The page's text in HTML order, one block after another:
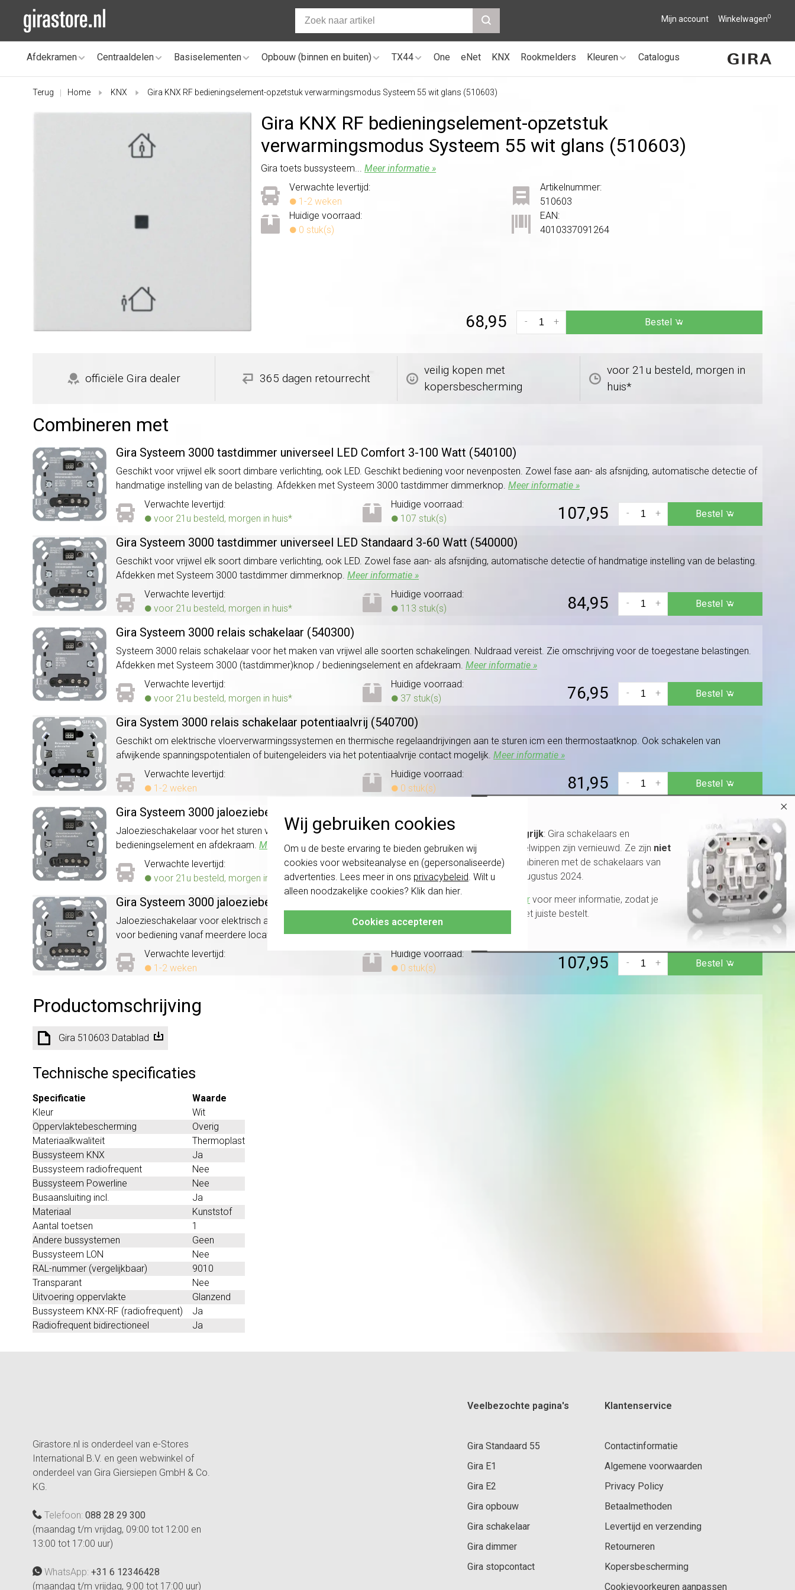
Wij gebruiken cookies
Om u de beste ervaring te bieden gebruiken wij
cookies voor websiteanalyse en (gepersonaliseerde)
advertenties. Lees meer in ons privacybeleid. Wilt u
alleen noodzakelijke cookies? Klik dan hier.
Cookies accepteren
Mijn account Winkelwagen0
Afdekramen Centraaldelen Basiselementen Opbouw (binnen en buiten) TX44 One eNet KNX Rookmelders Kleuren Catalogus
Terug Home KNX Gira KNX RF bedieningselement-opzetstuk verwarmingsmodus Systeem 55 wit glans (510603)
Gira KNX RF bedieningselement-opzetstuk
verwarmingsmodus Systeem 55 wit glans (510603)
Gira toets bussysteem...Meer informatie »
Verwachte levertijd:
1-2 weken
Huidige voorraad:
0 stuk(s)
Artikelnummer:
510603
EAN:
4010337091264
68,95 +
- Bestel
officiële Gira dealer 365 dagen retourrecht
veilig kopen met
kopersbescherming
voor 21u besteld, morgen in
huis*
Combineren met
Gira Systeem 3000 tastdimmer universeel LED Comfort 3-100 Watt (540100)
Geschikt voor vrijwel elk soort dimbare verlichting, ook LED. Geschikt bediening voor nevenposten. Zowel fase aan- als afsnijding, automatische detectie of
handmatige instelling van de belasting. Afdekken met Systeem 3000 tastdimmer dimmerknop. Meer informatie »
Verwachte levertijd:
voor 21u besteld, morgen in huis*
Huidige voorraad:
107 stuk(s)
107,95 +
- Bestel
Gira Systeem 3000 tastdimmer universeel LED Standaard 3-60 Watt (540000)
Geschikt voor vrijwel elk soort dimbare verlichting, ook LED. Zowel fase aan- als afsnijding, automatische detectie of handmatige instelling van de belasting.
Afdekken met Systeem 3000 tastdimmer dimmerknop. Meer informatie »
Verwachte levertijd:
voor 21u besteld, morgen in huis*
Huidige voorraad:
113 stuk(s)
84,95 +
- Bestel
Gira Systeem 3000 relais schakelaar (540300)
Systeem 3000 relais schakelaar voor het maken van vrijwel alle soorten schakelingen. Nuldraad vereist. Zie omschrijving voor de toegestane belastingen.
Afdekken met Systeem 3000 (tastdimmer)knop / bedieningselement en afdekraam. Meer informatie »
Verwachte levertijd:
voor 21u besteld, morgen in huis*
Huidige voorraad:
37 stuk(s)
76,95 +
- Bestel
Gira System 3000 relais schakelaar potentiaalvrij (540700)
Geschikt om elektrische vloerverwarmingssystemen en thermische regelaandrijvingen aan te sturen icm een thermostaatknop. Ook schakelen van
afwijkende spanningspotentialen of buitengeleiders via het potentiaalvrije contact mogelijk. Meer informatie »
Verwachte levertijd:
1-2 weken
Huidige voorraad:
0 stuk(s)
81,95 +
- Bestel
Gira Systeem 3000 jaloeziebesturing zonder ingang nevenpost (541500)
Jaloezieschakelaar voor het sturen van elektrisch aangedreven jaloezieën/rolluiken/markiezen. Vereist een nuldraad. Afdekken met Systeem 3000 knop /
bedieningselement en afdekraam. Meer informatie »
Verwachte levertijd:
voor 21u besteld, morgen in huis*
Huidige voorraad:
7 stuk(s)
69,95 Bestel
Gira Systeem 3000 jaloeziebesturing met ingang nevenpost (541400)
Jaloezieschakelaar voor elektrisch aangedreven jaloezieën, rolluiken en markiezen. Vereist nuldraad. Meerdere exemplaren kunnen worden aangesloten
voor bediening vanaf meerdere locaties. Afdekken met Systeem 3000 knop of bedieningselement en afdekraam.
Verwachte levertijd:
1-2 weken
Huidige voorraad:
0 stuk(s)
107,95 +
- Bestel
Productomschrijving
Gira 510603 Datablad
Technische specificaties
Specificatie
Waarde
Kleur
Wit
Oppervlaktebescherming
Overig
Materiaalkwaliteit
Thermoplast
Bussysteem KNX
Ja
Bussysteem radiofrequent
Nee
Bussysteem Powerline
Nee
Busaansluiting incl.
Ja
Materiaal
Kunststof
Aantal toetsen
1
Andere bussystemen
Geen
Bussysteem LON
Nee
RAL-nummer (vergelijkbaar)
9010
Transparant
Nee
Uitvoering oppervlakte
Glanzend
Bussysteem KNX-RF (radiofrequent)
Ja
Radiofrequent bidirectioneel
Ja
Girastore.nl is onderdeel van e-Stores
International B.V. en geen webwinkel of
onderdeel van Gira Giersiepen GmbH & Co.
KG.
Telefoon: 088 28 29 300
(maandag t/m vrijdag, 09:00 tot 12:00 en
13:00 tot 17:00 uur)
WhatsApp: +31 6 12346428
(maandag t/m vrijdag, 9:00 tot 17:00 uur)
Veelbezochte pagina's
Gira Standaard 55
Gira E1
Gira E2
Gira opbouw
Gira schakelaar
Gira dimmer
Gira stopcontact
Klantenservice
Contactinformatie
Algemene voorwaarden
Privacy Policy
Betaalmethoden
Levertijd en verzending
Retourneren
Kopersbescherming
Cookievoorkeuren aanpassen
×
Belangrijk: Gira schakelaars en
schakelwippen zijn vernieuwd. Ze zijn niet
te combineren met de schakelaars van
vóór augustus 2024.
Klik hier voor meer informatie, zodat je
altijd het juiste bestelt.